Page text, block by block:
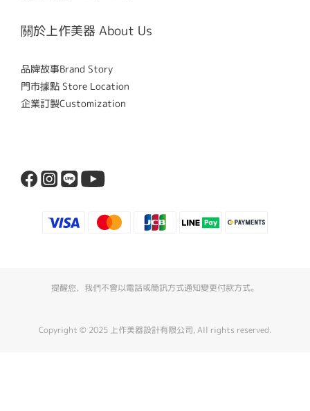
關於上作美器 About Us
品牌故事Brand Story
門市據點 Store Location
企業訂製Customization
提醒您，我們不會以電話或簡訊方式通知變更付款方式。
Copyright © 2025 上作美器設計有限公司, All rights reserved.